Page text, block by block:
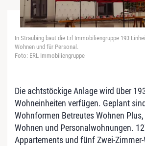
In Straubing baut die Erl Immobiliengruppe 193
Wohnen und für Personal.
Foto: ERL Immobiliengruppe
Die achtstöckige Anlage wird über
Wohneinheiten verfügen. Geplant
Wohnformen Betreutes Wohnen
Wohnen und Personalwohnungen.
Appartements und fünf Zwei-